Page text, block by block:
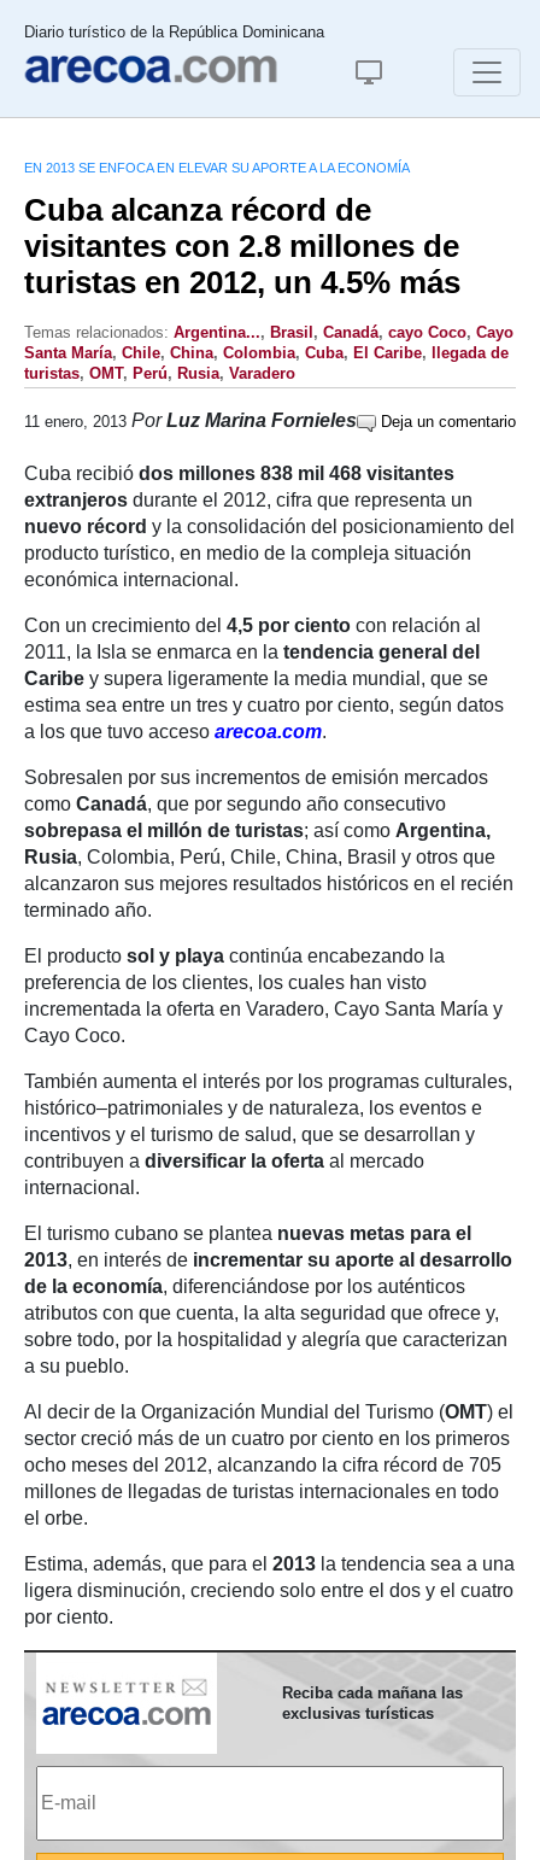
Diario turístico de la República Dominicana
EN 2013 SE ENFOCA EN ELEVAR SU APORTE A LA ECONOMÍA
Cuba alcanza récord de
visitantes con 2.8 millones de
turistas en 2012, un 4.5% más
Temas relacionados: Argentina..., Brasil , Canadá, cayo Coco, Cayo
Santa María, Chile, China, Colombia, Cuba, El Caribe,
llegada de
turistas, OMT, Perú, Rusia, Varadero
11 enero, 2013 PorLuz Marina Fornieles Deja un comentario
Cuba recibió dos millones 838 mil 468 visitantes
extranjeros durante el 2012, cifra que representa un
nuevo récord y la consolidación del posicionamiento del
producto turístico, en medio de la compleja situación
económica internacional.
Con un crecimiento del 4,5 por ciento con relación al
2011, la Isla se enmarca en la tendencia general del
Caribe y supera ligeramente la media mundial, que se
estima sea entre un tres y cuatro por ciento, según datos
a los que tuvo acceso arecoa.com.
Sobresalen por sus incrementos de emisión mercados
como Canadá, que por segundo año consecutivo
sobrepasa el millón de turistas; así como Argentina,
Rusia, Colombia, Perú, Chile, China, Brasil y otros que
alcanzaron sus mejores resultados históricos en el recién
terminado año.
El producto sol y playa continúa encabezando la
preferencia de los clientes, los cuales han visto
incrementada la oferta en Varadero, Cayo Santa María y
Cayo Coco.
También aumenta el interés por los programas culturales,
histórico–patrimoniales y de naturaleza, los eventos e
incentivos y el turismo de salud, que se desarrollan y
contribuyen a diversificar la oferta al mercado
internacional.
El turismo cubano se plantea nuevas metas para el
2013, en interés de incrementar su aporte al desarrollo
de la economía, diferenciándose por los auténticos
atributos con que cuenta, la alta seguridad que ofrece y,
sobre todo, por la hospitalidad y alegría que caracterizan
a su pueblo.
Al decir de la Organización Mundial del Turismo (OMT) el
sector creció más de un cuatro por ciento en los primeros
ocho meses del 2012, alcanzando la cifra récord de 705
millones de llegadas de turistas internacionales en todo
el orbe.
Estima, además, que para el 2013 la tendencia sea a una
ligera disminución, creciendo solo entre el dos y el cuatro
por ciento.
Reciba cada mañana las
exclusivas turísticas